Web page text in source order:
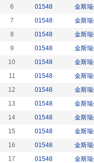
6
01548 金斯
7
01548 金斯
8
01548 金斯
9
01548 金斯
10
01548 金斯
11
01548 金斯
12
01548 金斯
13
01548 金斯
14
01548 金斯
15
01548 金斯
16
01548 金斯
17
01548 金斯